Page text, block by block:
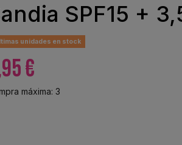
SPF15 +
unidades en stock
€
máxima: 3